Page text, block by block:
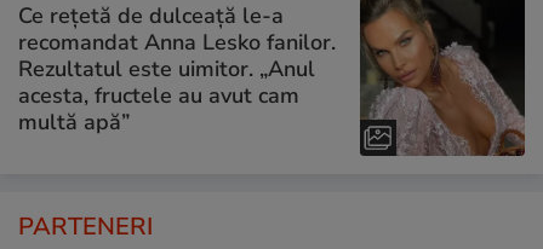
Ce rețetă de dulceață le-a
recomandat Anna Lesko fanilor.
Rezultatul este uimitor. „Anul
acesta, fructele au avut cam
multă apă”
PARTENERI